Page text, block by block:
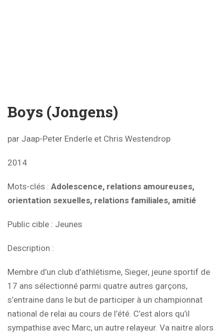
Boys (Jongens)
par Jaap-Peter Enderle et Chris Westendrop
2014
Mots-clés : Adolescence, relations amoureuses,
orientation sexuelles, relations familiales, amitié
Public cible : Jeunes
Description :
Membre d’un club d’athlétisme, Sieger, jeune sportif de
17 ans sélectionné parmi quatre autres garçons,
s’entraine dans le but de participer à un championnat
national de relai au cours de l’été. C’est alors qu’il
sympathise avec Marc, un autre relayeur. Va naitre alors